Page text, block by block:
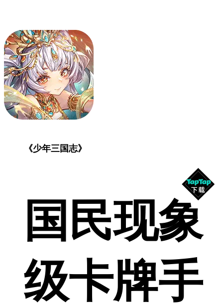
《少年三国志》
国民现象
级卡牌手